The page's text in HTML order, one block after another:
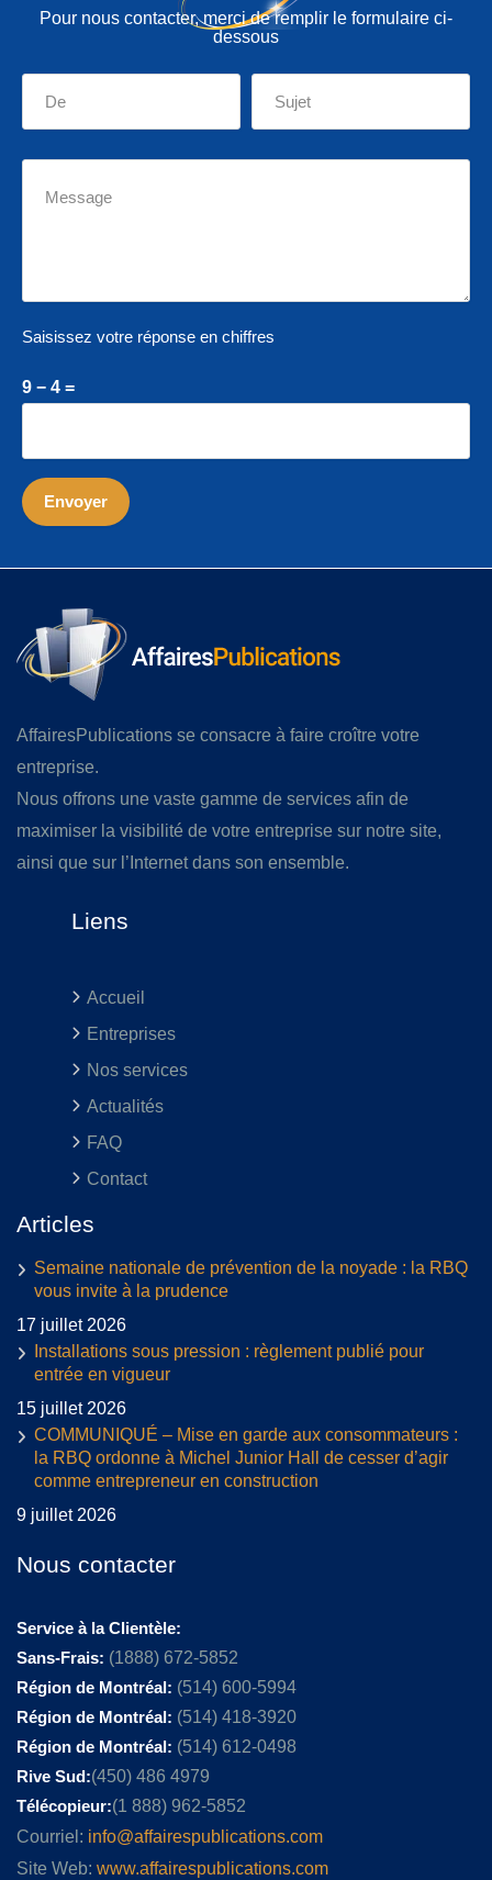
Pour nous contacter, merci de remplir le formulaire ci-
dessous
Saisissez votre réponse en chiffres
9 − 4 =
AffairesPublications se consacre à faire croître votre
entreprise.
Nous offrons une vaste gamme de services afin de
maximiser la visibilité de votre entreprise sur notre site,
ainsi que sur l’Internet dans son ensemble.
Liens
Accueil
Entreprises
Nos services
Actualités
FAQ
Contact
Articles
Semaine nationale de prévention de la noyade : la RBQ
vous invite à la prudence
17 juillet 2026
Installations sous pression : règlement publié pour
entrée en vigueur
15 juillet 2026
COMMUNIQUÉ – Mise en garde aux consommateurs :
la RBQ ordonne à Michel Junior Hall de cesser d’agir
comme entrepreneur en construction
9 juillet 2026
Nous contacter
Service à la Clientèle:
Sans-Frais: (1888) 672-5852
Région de Montréal: (514) 600-5994
Région de Montréal: (514) 418-3920
Région de Montréal: (514) 612-0498
Rive Sud:(450) 486 4979
Télécopieur:(1 888) 962-5852
Courriel: info@affairespublications.com
Site Web: www.affairespublications.com